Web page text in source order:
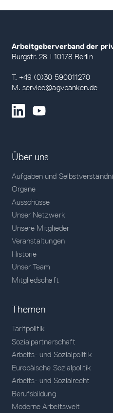
Arbeitgeberverband der
Burgstr. 28 | 10178 Berlin
T. +49 (0)30 590011270
M. service@agvbanken.de
Über uns
Aufgaben und
Organe
Ausschüsse
Unser Netzwerk
Unsere Mitglieder
Veranstaltungen
Historie
Unser Team
Mitgliedschaft
Themen
Tarifpolitik
Sozialpartnerschaft
Arbeits- und Sozialpolitik
Europäische Sozialpolitik
Arbeits- und Sozialrecht
Berufsbildung
Moderne Arbeitswelt